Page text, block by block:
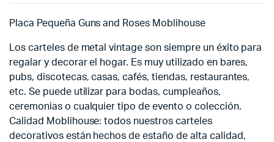
Placa Pequeña Guns and Roses Moblihouse
Los carteles de metal vintage son siempre un éxito para
regalar y decorar el hogar. Es muy utilizado en bares,
pubs, discotecas, casas, cafés, tiendas, restaurantes,
etc. Se puede utilizar para bodas, cumpleaños,
ceremonias o cualquier tipo de evento o colección.
Calidad Moblihouse: todos nuestros carteles
decorativos están hechos de estaño de alta calidad,